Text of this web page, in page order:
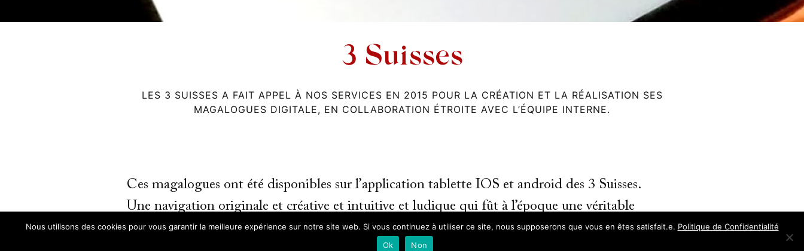
3 Suisses
LES 3 SUISSES A FAIT APPEL À NOS SERVICES EN 2015 POUR LA CRÉATION ET LA RÉALISATION SES
MAGALOGUES DIGITALE, EN COLLABORATION ÉTROITE AVEC L’ÉQUIPE INTERNE.
Ces magalogues ont été disponibles sur l’application tablette IOS et android des 3 Suisses.
Une navigation originale et créative et intuitive et ludique qui fût à l’époque une véritable
révolution pour les tablettes.
Nous utilisons des cookies pour vous garantir la meilleure expérience sur notre site web. Si vous continuez à utiliser ce site, nous supposerons que vous en êtes satisfait.e. Politique de Confidentialité
Ok
Non